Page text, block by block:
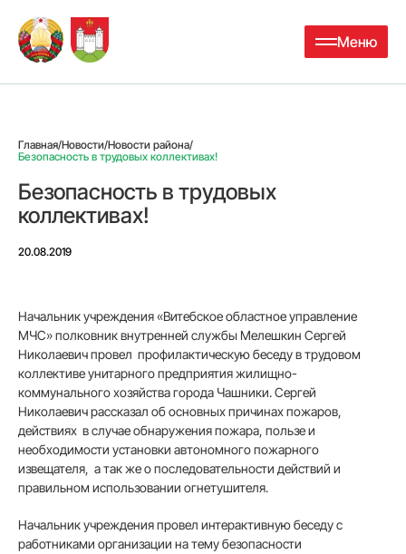
Меню
Главная/Новости/Новости района/
Безопасность в трудовых коллективах!
Безопасность в трудовых
коллективах!
20.08.2019
Начальник учреждения «Витебское областное управление
МЧС» полковник внутренней службы Мелешкин Сергей
Николаевич провел профилактическую беседу в трудовом
коллективе унитарного предприятия жилищно-
коммунального хозяйства города Чашники. Сергей
Николаевич рассказал об основных причинах пожаров,
действиях в случае обнаружения пожара, пользе и
необходимости установки автономного пожарного
извещателя, а так же о последовательности действий и
правильном использовании огнетушителя.
Начальник учреждения провел интерактивную беседу с
работниками организации на тему безопасности